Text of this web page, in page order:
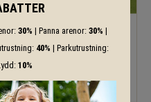
Melanie 6,6 m²
30% | Panna arenor: 30% |
40% | Parkutrustning:
10%